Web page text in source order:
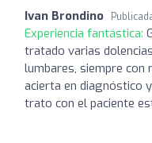
Ivan Brondino
Experiencia fantástica:
tratado varias
lumbares, siempre con
acierta en diagnóstico
trato con el paciente